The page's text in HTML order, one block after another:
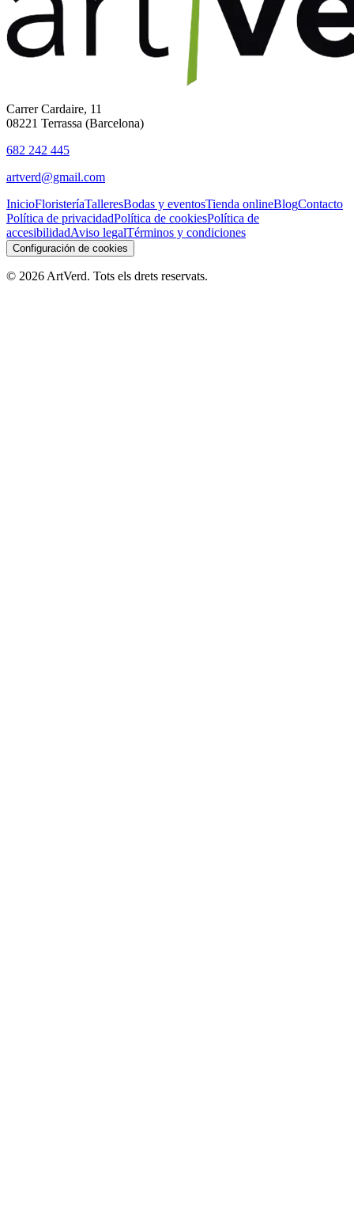
Carrer Cardaire, 11
08221 Terrassa (Barcelona)
682 242 445
artverd@gmail.com
InicioFloristeríaTalleresBodas y eventosTienda onlineBlogContacto
Política de privacidadPolítica de cookiesPolítica de
accesibilidadAviso legalTérminos y condiciones
Configuración de cookies
© 2026 ArtVerd. Tots els drets reservats.